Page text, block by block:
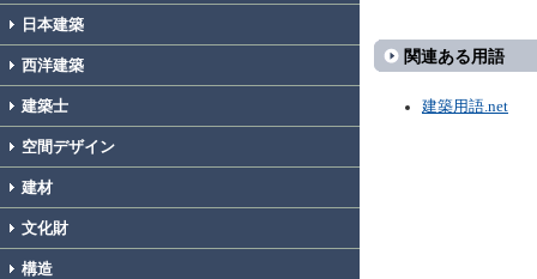
日本建築
西洋建築
建築士
空間デザイン
建材
文化財
構造
関連ある用語
建築用語.net